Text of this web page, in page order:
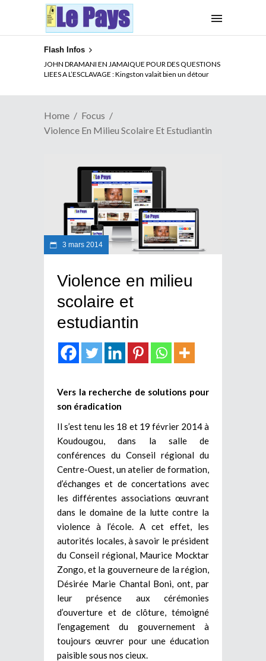
Flash Infos
JOHN DRAMANI EN JAMAIQUE POUR DES QUESTIONS
LIEES A L’ESCLAVAGE : Kingston valait bien un détour
ELECTION DE TALON A LA TETE DU SENAT BENINOIS :
Quand Patrice quitte le pouvoir sans partir !
Home
Focus
Violence En Milieu Scolaire Et Estudiantin
3 mars 2014
Violence en milieu
scolaire et
estudiantin
Vers la recherche de solutions pour
son éradication
Il s’est tenu les 18 et 19 février 2014 à
Koudougou, dans la salle de
conférences du Conseil régional du
Centre-Ouest, un atelier de formation,
d’échanges et de concertations avec
les différentes associations œuvrant
dans le domaine de la lutte contre la
violence à l’école. A cet effet, les
autorités locales, à savoir le président
du Conseil régional, Maurice Mocktar
Zongo, et la gouverneure de la région,
Désirée Marie Chantal Boni, ont, par
leur présence aux cérémonies
d’ouverture et de clôture, témoigné
l’engagement du gouvernement à
toujours œuvrer pour une éducation
paisible sous nos cieux.